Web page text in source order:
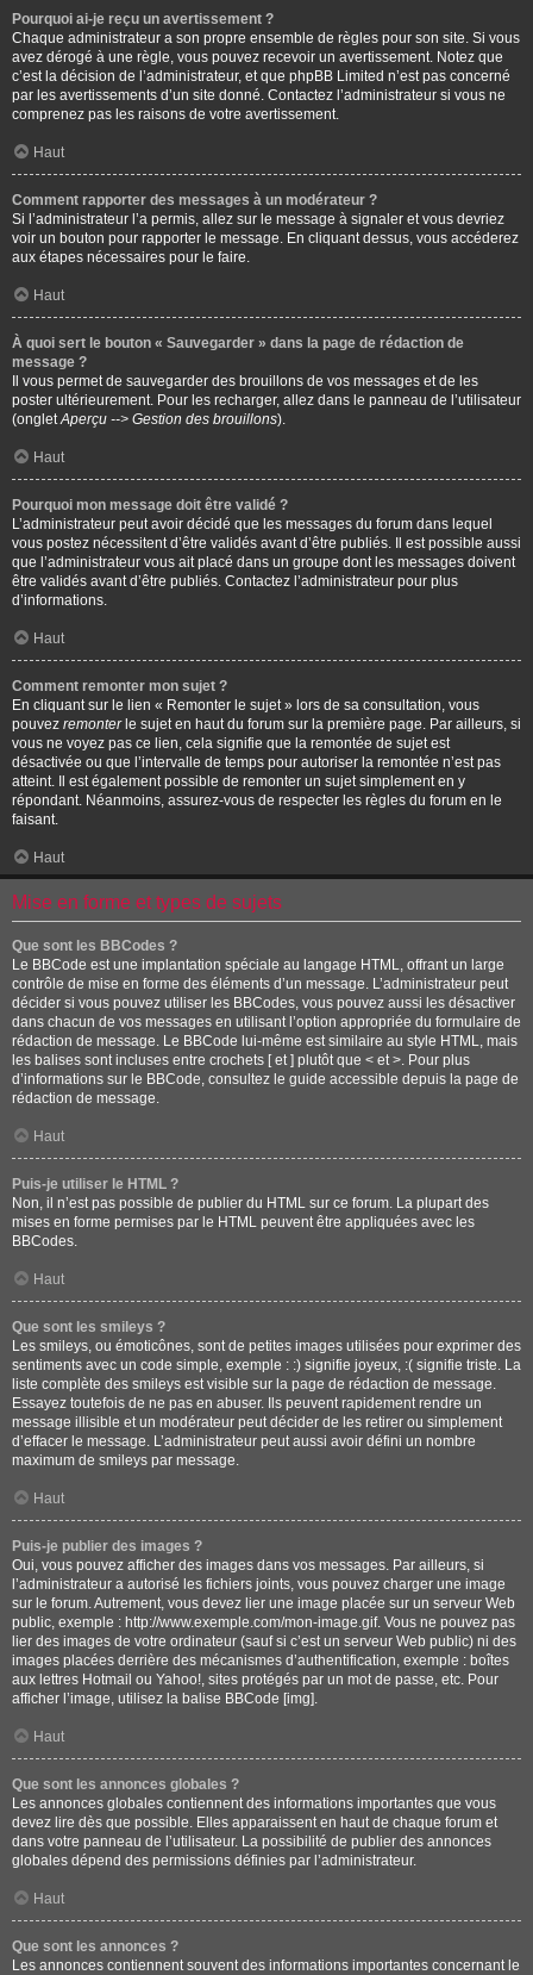
Pourquoi ai-je reçu un avertissement ?
Chaque administrateur a son propre ensemble de règles pour son site. Si vous
avez dérogé à une règle, vous pouvez recevoir un avertissement. Notez que
c’est la décision de l’administrateur, et que phpBB Limited n’est pas concerné
par les avertissements d’un site donné. Contactez l’administrateur si vous ne
comprenez pas les raisons de votre avertissement.
Haut
Comment rapporter des messages à un modérateur ?
Si l’administrateur l’a permis, allez sur le message à signaler et vous devriez
voir un bouton pour rapporter le message. En cliquant dessus, vous accéderez
aux étapes nécessaires pour le faire.
Haut
À quoi sert le bouton « Sauvegarder » dans la page de rédaction de
message ?
Il vous permet de sauvegarder des brouillons de vos messages et de les
poster ultérieurement. Pour les recharger, allez dans le panneau de l’utilisateur
(ongletAperçu --> Gestion des brouillons).
Haut
Pourquoi mon message doit être validé ?
L’administrateur peut avoir décidé que les messages du forum dans lequel
vous postez nécessitent d’être validés avant d’être publiés. Il est possible aussi
que l’administrateur vous ait placé dans un groupe dont les messages doivent
être validés avant d’être publiés. Contactez l’administrateur pour plus
d’informations.
Haut
Comment remonter mon sujet ?
En cliquant sur le lien « Remonter le sujet » lors de sa consultation, vous
pouvez remonterle sujet en haut du forum sur la première page. Par ailleurs, si
vous ne voyez pas ce lien, cela signifie que la remontée de sujet est
désactivée ou que l’intervalle de temps pour autoriser la remontée n’est pas
atteint. Il est également possible de remonter un sujet simplement en y
répondant. Néanmoins, assurez-vous de respecter les règles du forum en le
faisant.
Haut
Mise en forme et types de sujets
Que sont les BBCodes ?
Le BBCode est une implantation spéciale au langage HTML, offrant un large
contrôle de mise en forme des éléments d’un message. L’administrateur peut
décider si vous pouvez utiliser les BBCodes, vous pouvez aussi les désactiver
dans chacun de vos messages en utilisant l’option appropriée du formulaire de
rédaction de message. Le BBCode lui-même est similaire au style HTML, mais
les balises sont incluses entre crochets [ et ] plutôt que < et >. Pour plus
d’informations sur le BBCode, consultez le guide accessible depuis la page de
rédaction de message.
Haut
Puis-je utiliser le HTML ?
Non, il n’est pas possible de publier du HTML sur ce forum. La plupart des
mises en forme permises par le HTML peuvent être appliquées avec les
BBCodes.
Haut
Que sont les smileys ?
Les smileys, ou émoticônes, sont de petites images utilisées pour exprimer des
sentiments avec un code simple, exemple : :) signifie joyeux, :( signifie triste. La
liste complète des smileys est visible sur la page de rédaction de message.
Essayez toutefois de ne pas en abuser. Ils peuvent rapidement rendre un
message illisible et un modérateur peut décider de les retirer ou simplement
d’effacer le message. L’administrateur peut aussi avoir défini un nombre
maximum de smileys par message.
Haut
Puis-je publier des images ?
Oui, vous pouvez afficher des images dans vos messages. Par ailleurs, si
l’administrateur a autorisé les fichiers joints, vous pouvez charger une image
sur le forum. Autrement, vous devez lier une image placée sur un serveur Web
public, exemple : http://www.exemple.com/mon-image.gif. Vous ne pouvez pas
lier des images de votre ordinateur (sauf si c’est un serveur Web public) ni des
images placées derrière des mécanismes d’authentification, exemple : boîtes
aux lettres Hotmail ou Yahoo!, sites protégés par un mot de passe, etc. Pour
afficher l’image, utilisez la balise BBCode [img].
Haut
Que sont les annonces globales ?
Les annonces globales contiennent des informations importantes que vous
devez lire dès que possible. Elles apparaissent en haut de chaque forum et
dans votre panneau de l’utilisateur. La possibilité de publier des annonces
globales dépend des permissions définies par l’administrateur.
Haut
Que sont les annonces ?
Les annonces contiennent souvent des informations importantes concernant le